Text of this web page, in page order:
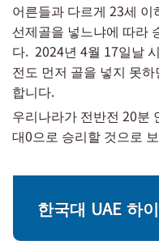
어른들과 다르게 23세
선제골을 넣느냐에 따라
다. 2024년 4월 17일날
전도 먼저 골을 넣지 못
합니다.
우리나라가 전반전 20분
대0으로 승리할 것으로
한국대 UAE 하